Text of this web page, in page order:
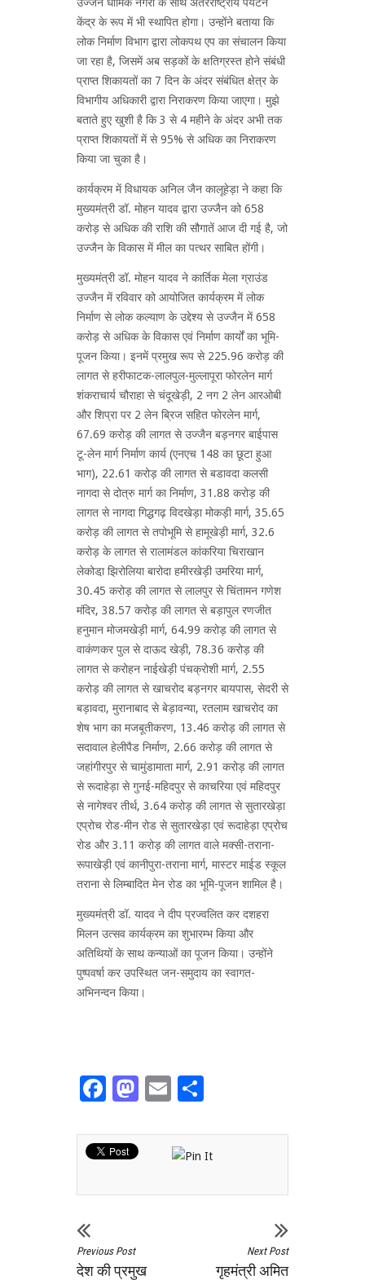
केंद्र के रूप में भी स्थापित होगा। उन्होंने बताया कि
लोक निर्माण विभाग द्वारा लोकपथ एप का संचालन किया
जा रहा है, जिसमें अब सड़कों के क्षतिग्रस्त होने संबंधी
प्राप्त शिकायतों का 7 दिन के अंदर संबंधित क्षेत्र के
विभागीय अधिकारी द्वारा निराकरण किया जाएगा। मुझे
बताते हुए खुशी है कि 3 से 4 महीने के अंदर अभी तक
प्राप्त शिकायतों में से 95% से अधिक का निराकरण
किया जा चुका है।
कार्यक्रम में विधायक अनिल जैन कालूहेड़ा ने कहा कि
मुख्यमंत्री डॉ. मोहन यादव द्वारा उज्जैन को 658
करोड़ से अधिक की राशि की सौगातें आज दी गई है, जो
उज्जैन के विकास में मील का पत्थर साबित होंगी।
मुख्यमंत्री डॉ. मोहन यादव ने कार्तिक मेला ग्राउंड
उज्जैन में रविवार को आयोजित कार्यक्रम में लोक
निर्माण से लोक कल्याण के उद्देश्य से उज्जैन में 658
करोड़ से अधिक के विकास एवं निर्माण कार्यों का भूमि-
पूजन किया। इनमें प्रमुख रूप से 225.96 करोड़ की
लागत से हरीफाटक-लालपुल-मुल्लापूरा फोरलेन मार्ग
शंकराचार्य चौराहा से चंदूखेड़ी, 2 नग 2 लेन आरओबी
और शिप्रा पर 2 लेन ब्रिज सहित फोरलेन मार्ग,
67.69 करोड़ की लागत से उज्जैन बड़नगर बाईपास
टू-लेन मार्ग निर्माण कार्य (एनएच 148 का छूटा हुआ
भाग), 22.61 करोड़ की लागत से बडावदा कलसी
नागदा से दोत्रु मार्ग का निर्माण, 31.88 करोड़ की
लागत से नागदा गिद्धगढ़ विदखेड़ा मोकड़ी मार्ग, 35.65
करोड़ की लागत से तपोभूमि से हामूखेड़ी मार्ग, 32.6
करोड़ के लागत से रालामंडल कांकरिया चिराखान
लेकोडा़ झिरोलिया बारोदा हमीरखेड़ी उमरिया मार्ग,
30.45 करोड़ की लागत से लालपुर से चिंतामन गणेश
मंदिर, 38.57 करोड़ की लागत से बड़ापुल रणजीत
हनुमान मोजमखेड़ी मार्ग, 64.99 करोड़ की लागत से
वाकंणकर पुल से दाऊद खेड़ी, 78.36 करोड़ की
लागत से करोहन नाईखेड़ी पंचक्रोशी मार्ग, 2.55
करोड़ की लागत से खाचरोद बड़नगर बायपास, सेदरी से
बड़ावदा, मुरानाबाद से बेड़ावन्या, रतलाम खाचरोद का
शेष भाग का मजबूतीकरण, 13.46 करोड़ की लागत से
सदावाल हेलीपैड निर्माण, 2.66 करोड़ की लागत से
जहांगीरपुर से चामुंडामाता मार्ग, 2.91 करोड़ की लागत
से रूदाहेड़ा से गुनई-महिदपुर से काचरिया एवं महिदपुर
से नागेश्वर तीर्थ, 3.64 करोड़ की लागत से सुतारखेड़ा
एप्रोच रोड-मीन रोड से सुतारखेड़ा एवं रूदाहेड़ा एप्रोच
रोड और 3.11 करोड़ की लागत वाले मक्सी-तराना-
रूपाखेड़ी एवं कानीपुरा-तराना मार्ग, मास्टर माईड स्कूल
तराना से लिम्बादित मेन रोड का भूमि-पूजन शामिल है।
मुख्यमंत्री डॉ. यादव ने दीप प्रज्वलित कर दशहरा
मिलन उत्सव कार्यक्रम का शुभारम्भ किया और
अतिथियों के साथ कन्याओं का पूजन किया। उन्होंने
पुष्पवर्षा कर उपस्थित जन-समुदाय का स्वागत-
अभिनन्दन किया।
Facebook
Mastodon
Email
Previous Post
देश की प्रमुख
Next Post
गृहमंत्री अमित